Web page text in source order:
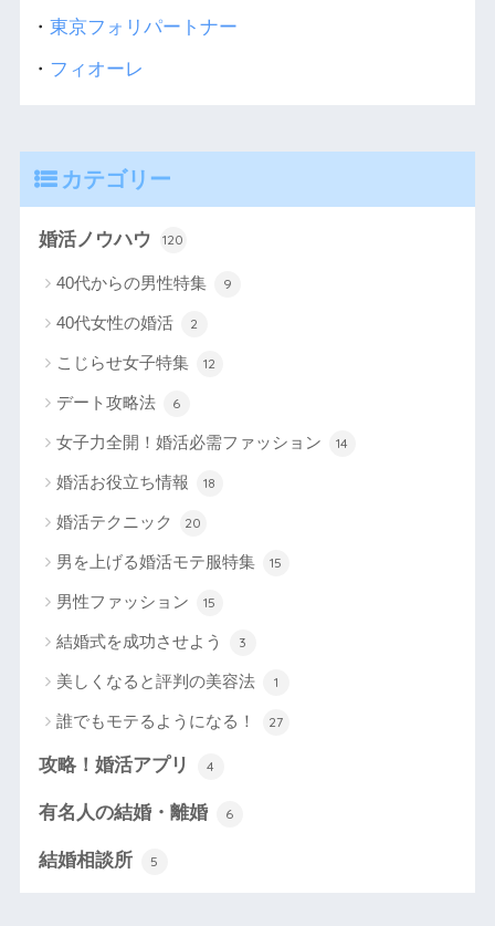
・ 東京フォリパートナー
・ フィオーレ
カテゴリー
婚活ノウハウ 120
40代からの男性特集 9
40代女性の婚活 2
こじらせ女子特集 12
デート攻略法 6
女子力全開！婚活必需ファッション 14
婚活お役立ち情報 18
婚活テクニック 20
男を上げる婚活モテ服特集 15
男性ファッション 15
結婚式を成功させよう 3
美しくなると評判の美容法 1
誰でもモテるようになる！ 27
攻略！婚活アプリ 4
有名人の結婚・離婚 6
結婚相談所 5